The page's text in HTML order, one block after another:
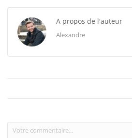
A propos de l'auteur
Alexandre